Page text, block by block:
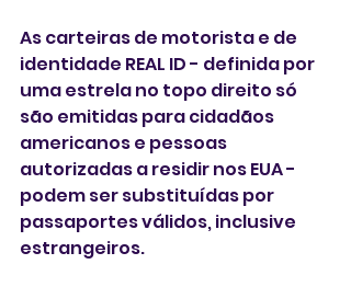
As carteiras de motorista e de
identidade REAL ID - definida por
uma estrela no topo direito só
são emitidas para cidadãos
americanos e pessoas
autorizadas a residir nos EUA -
podem ser substituídas por
passaportes válidos, inclusive
estrangeiros.